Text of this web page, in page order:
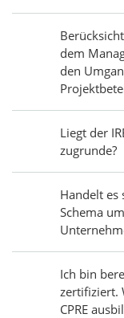
dem
den
Liegt der
zugrunde?
Handelt es
Schema
Ich bin
zertifiziert.
CPRE